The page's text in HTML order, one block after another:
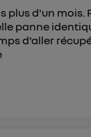
plus d'un
panne
d'aller